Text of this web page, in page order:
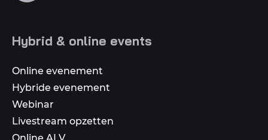
media
Hybrid & online events
Online evenement
Hybride evenement
Webinar
Livestream opzetten